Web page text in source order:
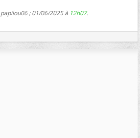
; 01/06/2025 à 12h07.